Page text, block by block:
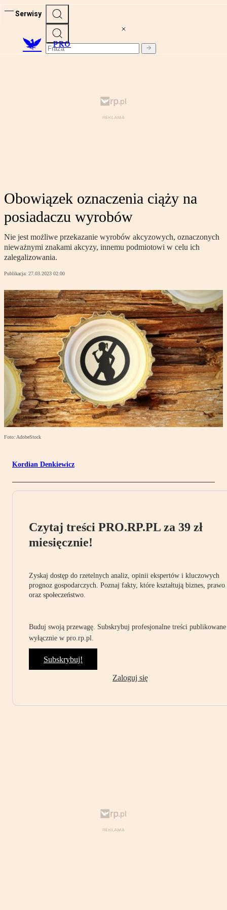
Serwisy
PRO
Obowiązek oznaczenia ciąży na
posiadaczu wyrobów
Nie jest możliwe przekazanie wyrobów akcyzowych, oznaczonych
nieważnymi znakami akcyzy, innemu podmiotowi w celu ich
zalegalizowania.
Publikacja: 27.03.2023 02:00
Foto: AdobeStock
Kordian Denkiewicz
Czytaj treści PRO.RP.PL za 39 zł
miesięcznie!
Zyskaj dostęp do rzetelnych analiz, opinii ekspertów i kluczowych
prognoz gospodarczych. Poznaj fakty, które kształtują biznes, prawo
oraz społeczeństwo.
Buduj swoją przewagę. Subskrybuj profesjonalne treści publikowane
wyłącznie w pro.rp.pl.
Subskrybuj!
Zaloguj się